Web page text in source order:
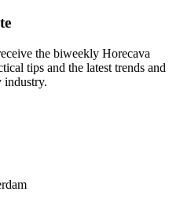
the biweekly Horecava
tips and the latest trends and
industry.